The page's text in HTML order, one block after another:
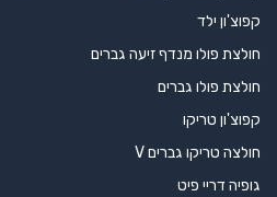
קפוצ'ון ילד
חולצת פולו מנדף זיעה גברים
חולצת פולו גברים
קפוצ'ון טריקו
חולצה טריקו גברים V
גופיה דריי פיט